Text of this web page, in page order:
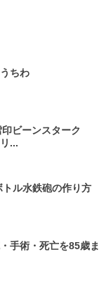
ちわ
ビーンスターク
...
ル水鉄砲の作り方
手術・死亡を85歳ま